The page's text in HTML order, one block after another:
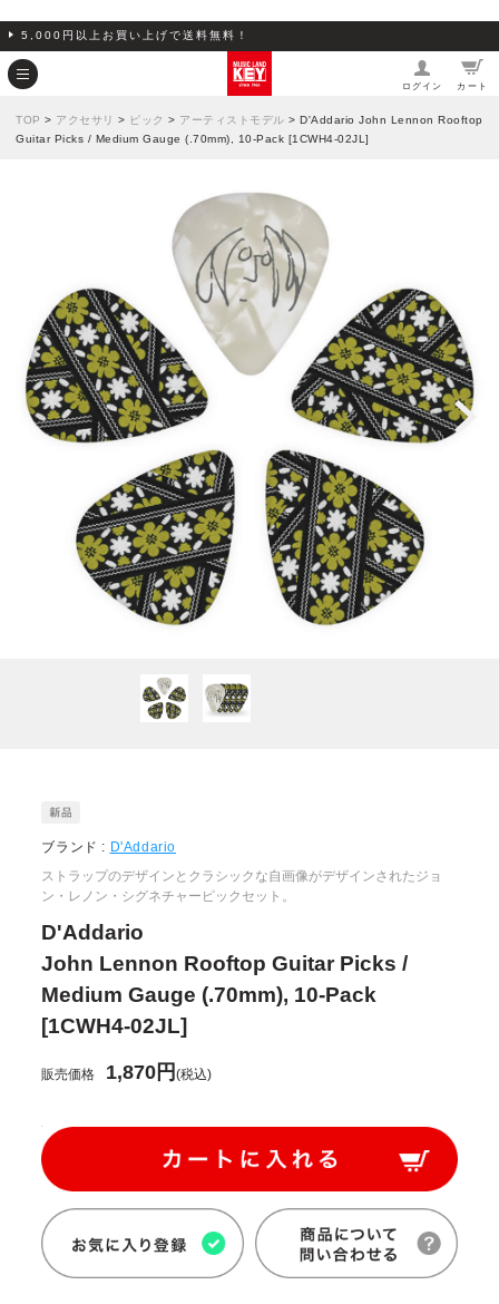
5,000円以上お買い上げで送料無料！
ログイン カート
TOP > アクセサリ > ピック > アーティストモデル > D'Addario John Lennon Rooftop
Guitar Picks / Medium Gauge (.70mm), 10-Pack [1CWH4-02JL]
ブランド : D'Addario
ストラップのデザインとクラシックな自画像がデザインされたジョ
ン・レノン・シグネチャーピックセット。
D'Addario
John Lennon Rooftop Guitar Picks /
Medium Gauge (.70mm), 10-Pack
[1CWH4-02JL]
販売価格 1,870円(税込)